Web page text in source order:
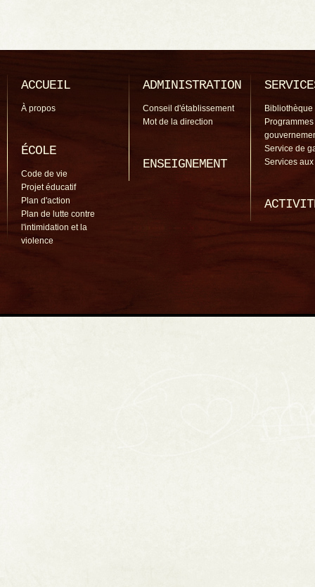
ACCUEIL
À propos
ÉCOLE
Code de vie
Projet éducatif
Plan d'action
Plan de lutte contre
l'intimidation et la
violence
ADMINISTRATION
Conseil d'établissement
Mot de la direction
ENSEIGNEMENT
Bibliothèque
Programmes
Service de
Services